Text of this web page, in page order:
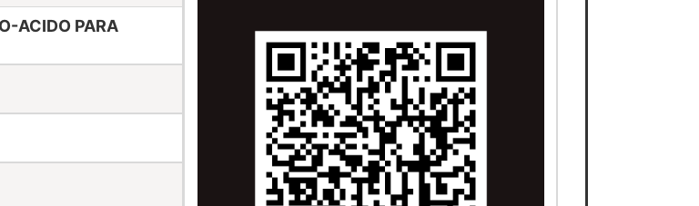
ACIDO PARA